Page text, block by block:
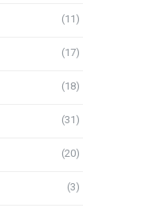
(11)
(17)
(18)
(31)
(20)
(3)